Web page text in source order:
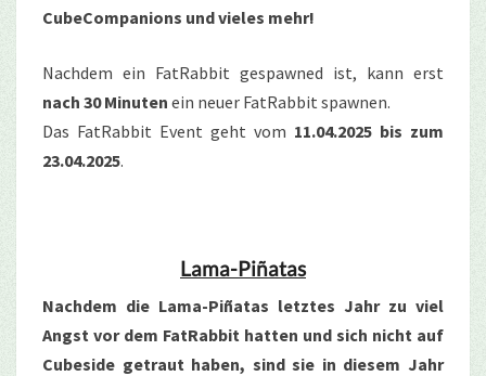
CubeCompanions und vieles mehr!
Nachdem ein FatRabbit gespawned ist, kann erst
nach 30 Minuten ein neuer FatRabbit spawnen.
Das FatRabbit Event geht vom 11.04.2025 bis zum
23.04.2025.
Lama-Piñatas
Nachdem die Lama-Piñatas letztes Jahr zu viel
Angst vor dem FatRabbit hatten und sich nicht auf
Cubeside getraut haben, sind sie in diesem Jahr